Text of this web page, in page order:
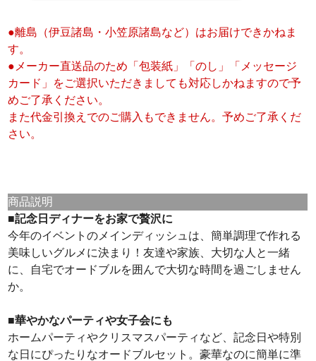
●離島（伊豆諸島・小笠原諸島など）はお届けできかねま
す。
●メーカー直送品のため「包装紙」「のし」「メッセージ
カード」をご選択いただきましても対応しかねますので予
めご了承ください。
また代金引換えでのご購入もできません。予めご了承くだ
さい。
商品説明
■記念日ディナーをお家で贅沢に
今年のイベントのメインディッシュは、簡単調理で作れる
美味しいグルメに決まり！友達や家族、大切な人と一緒
に、自宅でオードブルを囲んで大切な時間を過ごしません
か。
■華やかなパーティや女子会にも
ホームパーティやクリスマスパーティなど、記念日や特別
な日にぴったりなオードブルセット。豪華なのに簡単に準